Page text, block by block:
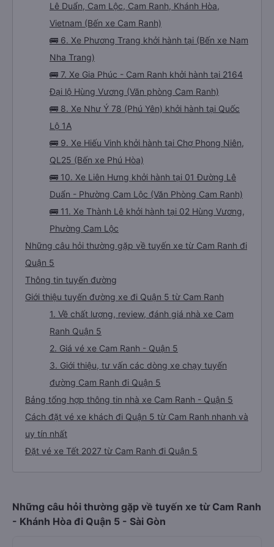
Lê Duẩn, Cam Lộc, Cam Ranh, Khánh Hòa,
Vietnam (Bến xe Cam Ranh)
🚌 6. Xe Phương Trang khởi hành tại (Bến xe Nam
Nha Trang)
🚌 7. Xe Gia Phúc - Cam Ranh khởi hành tại 2164
Đại lộ Hùng Vương (Văn phòng Cam Ranh)
🚌 8. Xe Như Ý 78 (Phú Yên) khởi hành tại Quốc
Lộ 1A
🚌 9. Xe Hiếu Vinh khởi hành tại Chợ Phong Niên,
QL25 (Bến xe Phú Hòa)
🚌 10. Xe Liên Hưng khởi hành tại 01 Đường Lê
Duẩn - Phường Cam Lộc (Văn Phòng Cam Ranh)
🚌 11. Xe Thành Lê khởi hành tại 02 Hùng Vương,
Phường Cam Lộc
Những câu hỏi thường gặp về tuyến xe từ Cam Ranh đi
Quận 5
Thông tin tuyến đường
Giới thiệu tuyến đường xe đi Quận 5 từ Cam Ranh
1. Về chất lượng, review, đánh giá nhà xe Cam
Ranh Quận 5
2. Giá vé xe Cam Ranh - Quận 5
3. Giới thiệu, tư vấn các dòng xe chạy tuyến
đường Cam Ranh đi Quận 5
Bảng tổng hợp thông tin nhà xe Cam Ranh - Quận 5
Cách đặt vé xe khách đi Quận 5 từ Cam Ranh nhanh và
uy tín nhất
Đặt vé xe Tết 2027 từ Cam Ranh đi Quận 5
Những câu hỏi thường gặp về tuyến xe từ Cam Ranh
- Khánh Hòa đi Quận 5 - Sài Gòn